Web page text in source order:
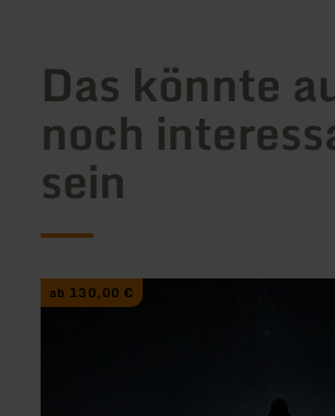
Das könnte
noch
sein
ab 130,00 €
mehr
erfahren